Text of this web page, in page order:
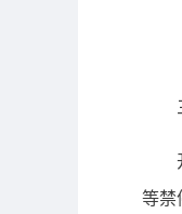
等禁